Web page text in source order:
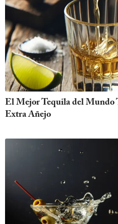
El Mejor Tequila del Mundo
Extra Añejo